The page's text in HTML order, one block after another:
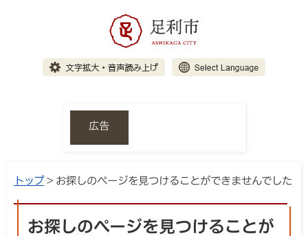
広告
トップ> お探しのページを見つけることができませんでした
お探しのページを見つけることが